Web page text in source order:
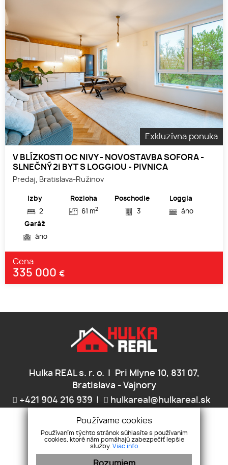
Exkluzívna ponuka
V BLÍZKOSTI OC NIVY - NOVOSTAVBA SOFORA -
SLNEČNÝ 2i BYT S LOGGIOU - PIVNICA
Predaj, Bratislava-Ružinov
Izby
2
Rozloha
61 m2
Poschodie
3
Loggia
áno
Garáž
áno
Cena
335 000 €
Hulka REAL s. r. o.
Pri Mlyne 10, 831 07,
Bratislava - Vajnory
+421 904 216 939
hulkareal@hulkareal.sk
SLUŽBY MAKLÉRI KONTAKT
Používame cookies
Používaním týchto stránok súhlasíte s používaním
cookies, ktoré nám pomáhajú zabezpečiť lepšie
služby. Viac info